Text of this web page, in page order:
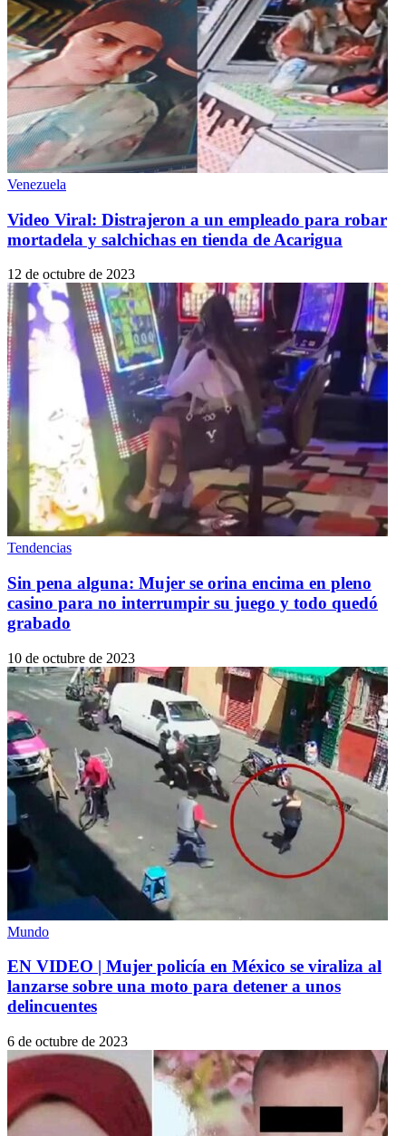
Venezuela
Video Viral: Distrajeron a un empleado para robar
mortadela y salchichas en tienda de Acarigua
12 de octubre de 2023
Tendencias
Sin pena alguna: Mujer se orina encima en pleno
casino para no interrumpir su juego y todo quedó
grabado
10 de octubre de 2023
Mundo
EN VIDEO | Mujer policía en México se viraliza al
lanzarse sobre una moto para detener a unos
delincuentes
6 de octubre de 2023